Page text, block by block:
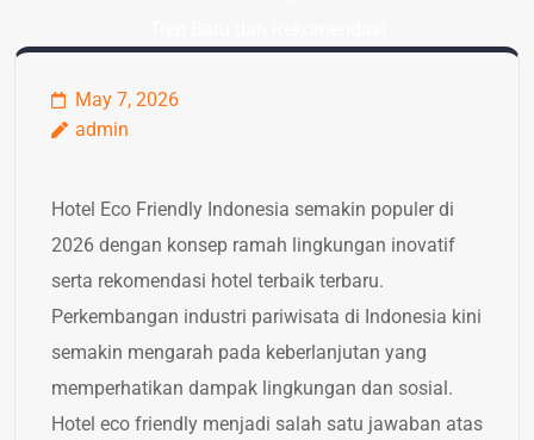
May 7, 2026
admin
Hotel Eco Friendly Indonesia semakin populer di
2026 dengan konsep ramah lingkungan inovatif
serta rekomendasi hotel terbaik terbaru.
Perkembangan industri pariwisata di Indonesia kini
semakin mengarah pada keberlanjutan yang
memperhatikan dampak lingkungan dan sosial.
Hotel eco friendly menjadi salah satu jawaban atas